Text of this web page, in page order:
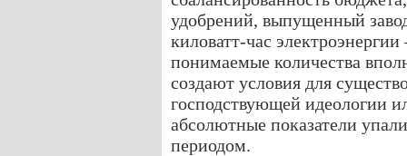
удобрений, выпущенный
киловатт-час
понимаемые количества
создают условия для
господствующей идеологии
абсолютные показатели
периодом.